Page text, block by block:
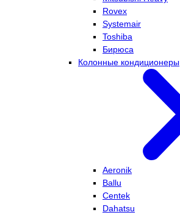
Rovex
Systemair
Toshiba
Бирюса
Колонные кондиционеры
Aeronik
Ballu
Centek
Dahatsu